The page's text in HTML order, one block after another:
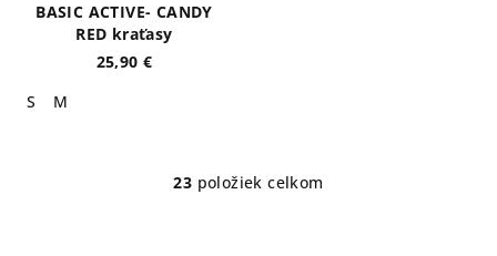
BASIC ACTIVE- CANDY
RED kraťasy
25,90 €
S
M
O
23 položiek celkom